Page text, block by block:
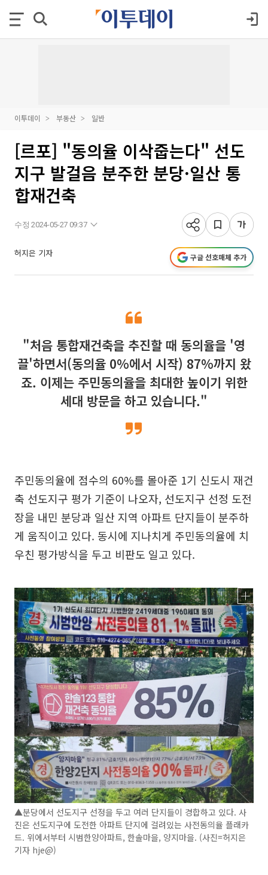
이투데이 부동산 일반
[르포] "동의율 이삭줍는다" 선도
지구 발걸음 분주한 분당·일산 통
합재건축
수정 2024-05-27 09:37
허지은 기자 구글 선호매체 추가
"처음 통합재건축을 추진할 때 동의율을 '영
끌'하면서(동의율 0%에서 시작) 87%까지 왔
죠. 이제는 주민동의율을 최대한 높이기 위한
세대 방문을 하고 있습니다."
주민동의율에 점수의 60%를 몰아준 1기 신도시 재건
축 선도지구 평가 기준이 나오자, 선도지구 선정 도전
장을 내민 분당과 일산 지역 아파트 단지들이 분주하
게 움직이고 있다. 동시에 지나치게 주민동의율에 치
우친 평가방식을 두고 비판도 일고 있다.
▲분당에서 선도지구 선정을 두고 여러 단지들이 경합하고 있다. 사
진은 선도지구에 도전한 아파트 단지에 걸려있는 사전동의율 플래카
드. 위에서부터 시범한양아파트, 한솔마을, 양지마을. (사진=허지은
기자 hje@)